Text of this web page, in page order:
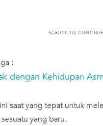
SCROLL TO
:
dengan Kehidupan
saat yang tepat untuk
yang baru.